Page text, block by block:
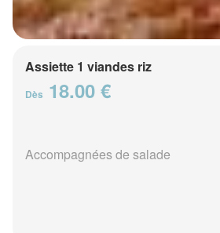
Assiette 1 viandes riz
Dès 18.00 €
Accompagnées de salade